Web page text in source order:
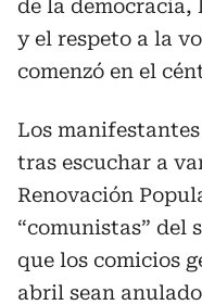
de la democracia,
y el respeto a la
comenzó en el
Los
tras escuchar a
Renovación
“comunistas” del
que los comicios
abril sean